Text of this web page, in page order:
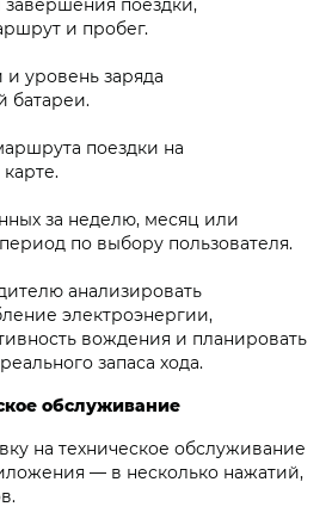
и пробег.
и уровень заряда
батареи.
поездки на
за неделю, месяц или
по выбору пользователя.
анализировать
электроэнергии,
вождения и планировать
запаса хода.
обслуживание
на техническое обслуживание
— в несколько нажатий,